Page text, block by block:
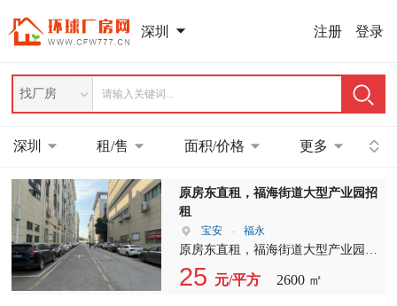
深圳 登录
注册
找厂房
深圳 租/售 面积/价格 更多
原房东直租，福海街道大型产业园招
租
宝安 - 福永
原房东直租，福海街道大型产业园，
3楼整层2600平报价25元，1台全新的
客，2台三吨货梯，主干道上，形象
25 元/平方 2600 ㎡